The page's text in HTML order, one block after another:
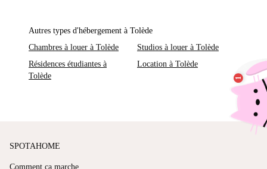
Autres types d'hébergement à Tolède
Chambres à louer à Tolède
Studios à louer à Tolède
Résidences étudiantes à
Tolède
Location à Tolède
SPOTAHOME
Comment ça marche